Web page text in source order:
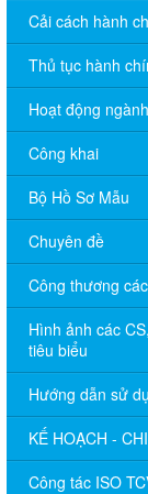
Cải cách hành
Thủ tục hành
Hoạt động ngành
Công khai
Bộ Hồ Sơ Mẫu
Chuyên đề
Công thương
Hình ảnh các
tiêu biểu
Hướng dẫn sử
KẾ HOẠCH -
Công tác ISO